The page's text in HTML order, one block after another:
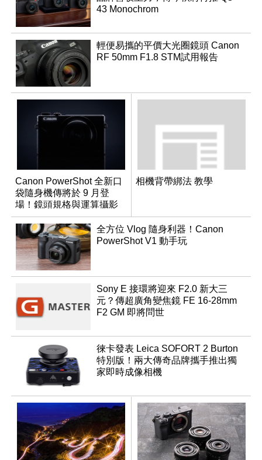
43 Monochrom
輕便易攜的平價大光圈鏡頭 Canon
RF 50mm F1.8 STM試用報告
Canon PowerShot 全新口
袋隨身機傳將於 9 月登
場！鏡頭規格與運算攝影
升級成為焦點
相機背帶綁法 教學
全方位 Vlog 隨身利器！Canon
PowerShot V1 動手玩
Sony E 接環將迎來 F2.0 新大三
元？傳超廣角變焦鏡 FE 16-28mm
F2 GM 即將問世
徠卡發表 Leica SOFORT 2 Burton
特別版！兩大傳奇品牌攜手推出獨
家即時成像相機